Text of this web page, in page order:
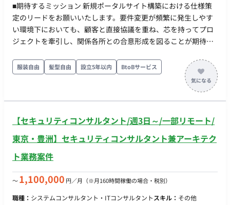
も可能だが、出社も可能な方を優先して採用 ■働き方 週4日から
稼働可能です。
■期待するミッション 新規ポータルサイト構築における仕様策
定のリードをお願いいたします。要件変更が頻繁に発生しやす
い環境下においても、顧客と直接協議を重ね、芯を持ってプロ
ジェクトを牽引し、関係各所との合意形成を図ることが期待さ
舗従業員向け新規ポータルサイト構築における仕様策定のリー
ド ・顧客ヒアリング、要件の妥当性確認、頻繁な要件変更の整
理および変更管理 ・発注、仕入、販売、店舗運営等を横断した
業務整合性の確認、関係チームとの合意形成 ■働き方 ・稼働
松町。週1〜2回は大崎訪問の可能性あり。 ※ハイブリッドは個
別相談可ですが、常駐もしくは週4日程度出社できる方が優先さ
服装自由 髪型自由 設立5年以内 BtoBサービス
【セキュリティコンサルタント/週3日～/一部リモート/
東京・豊洲】セキュリティコンサルタント兼アーキテク
ト業務案件
〜1,100,000 円／月 （※月160時間稼働の場合・税別）
職種： システムコンサルタント・ITコンサルタントスキル： その他